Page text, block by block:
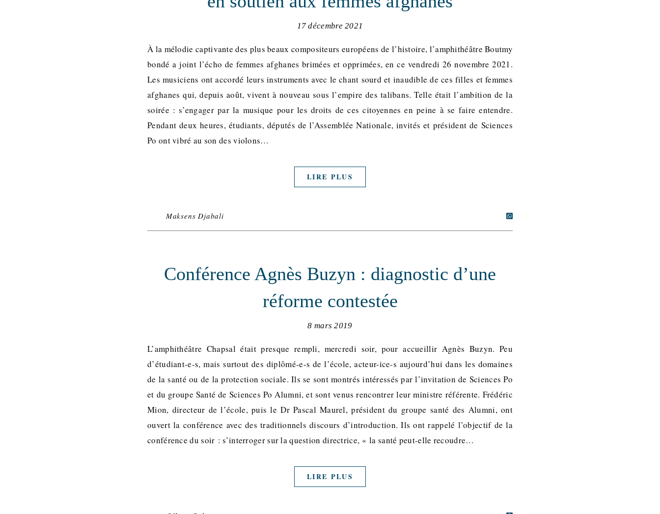
17 décembre 2021
À la mélodie captivante des plus beaux compositeurs européens de l’histoire, l’amphithéâtre Boutmy
bondé a joint l’écho de femmes afghanes brimées et opprimées, en ce vendredi 26 novembre 2021.
Les musiciens ont accordé leurs instruments avec le chant sourd et inaudible de ces filles et femmes
afghanes qui, depuis août, vivent à nouveau sous l’empire des talibans. Telle était l’ambition de la
soirée : s’engager par la musique pour les droits de ces citoyennes en peine à se faire entendre.
Pendant deux heures, étudiants, députés de l’Assemblée Nationale, invités et président de Sciences
Po ont vibré au son des violons…
LIRE PLUS
Maksens Djabali
Conférence Agnès Buzyn : diagnostic d’une
réforme contestée
8 mars 2019
L’amphithéâtre Chapsal était presque rempli, mercredi soir, pour accueillir Agnès Buzyn. Peu
d’étudiant-e-s, mais surtout des diplômé-e-s de l’école, acteur-ice-s aujourd’hui dans les domaines
de la santé ou de la protection sociale. Ils se sont montrés intéressés par l’invitation de Sciences Po
et du groupe Santé de Sciences Po Alumni, et sont venus rencontrer leur ministre référente. Frédéric
Mion, directeur de l’école, puis le Dr Pascal Maurel, président du groupe santé des Alumni, ont
ouvert la conférence avec des traditionnels discours d’introduction. Ils ont rappelé l’objectif de la
conférence du soir : s’interroger sur la question directrice, « la santé peut-elle recoudre…
LIRE PLUS